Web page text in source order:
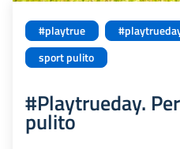
#playtrue
sport pulito
#Playtrueday.
pulito